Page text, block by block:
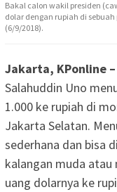
Bakal calon wakil presiden
dolar dengan rupiah di
(6/9/2018).
Jakarta, KPonline –
Salahuddin Uno
1.000 ke rupiah di
Jakarta Selatan.
sederhana dan bisa
kalangan muda atau
uang dolarnya ke